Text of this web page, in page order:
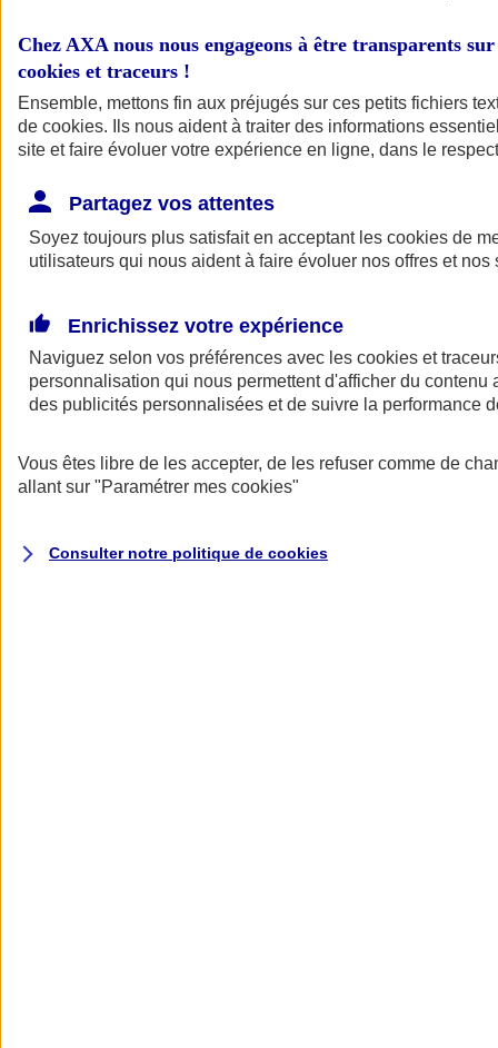
AXA Assurance
Chez AXA nous nous engageons à être transparents
cookies et traceurs !
Ensemble, mettons fin aux préjugés sur ces petits fichiers
de cookies. Ils nous aident à traiter des informations
site et faire évoluer votre expérience en ligne, dans le
Partagez vos attentes
Soyez toujours plus satisfait en acceptant les cookies de
utilisateurs qui nous aident à faire évoluer nos offres et nos
Enrichissez votre expérience
Naviguez selon vos préférences avec les cookies et
personnalisation qui nous permettent d'afficher du contenu
des publicités personnalisées et de suivre la performance
Vous êtes libre de les accepter, de les refuser comme de
allant sur "Paramétrer mes cookies"
Consulter notre politique de cookies